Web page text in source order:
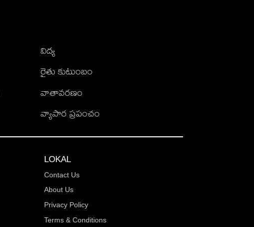
విద్య
రైతు కుటుంబం
వాతావరణం
వ్యాపార ప్రపంచం
LOKAL
Contact Us
About Us
Privacy Policy
Terms & Conditions